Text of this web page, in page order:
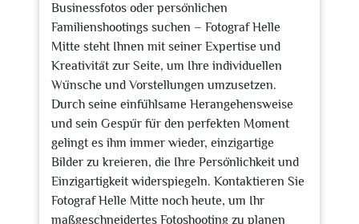
Businessfotos oder persönlichen
Familienshootings suchen – Fotograf Helle
Mitte steht Ihnen mit seiner Expertise und
Kreativität zur Seite, um Ihre individuellen
Wünsche und Vorstellungen umzusetzen.
Durch seine einfühlsame Herangehensweise
und sein Gespür für den perfekten Moment
gelingt es ihm immer wieder, einzigartige
Bilder zu kreieren, die Ihre Persönlichkeit und
Einzigartigkeit widerspiegeln. Kontaktieren Sie
Fotograf Helle Mitte noch heute, um Ihr
maßgeschneidertes Fotoshooting zu planen